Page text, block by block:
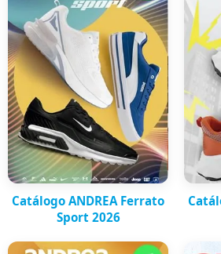
Catálogo ANDREA Ferrato
Sport 2026